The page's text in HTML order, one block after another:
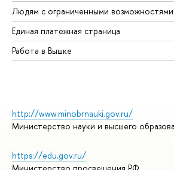
Людям с ограниченными возможностями
Единая платежная страница
Работа в Вышке
http://www.minobrnauki.gov.ru/
Министерство науки и высшего
https://edu.gov.ru/